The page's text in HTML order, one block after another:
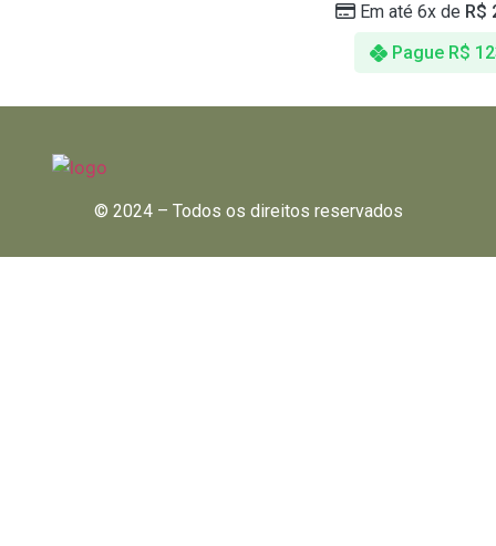
Pague R$
Em até 6x de R$
© 2024 – Todos os direitos reservados